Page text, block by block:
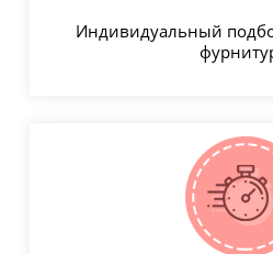
Индивидуальный